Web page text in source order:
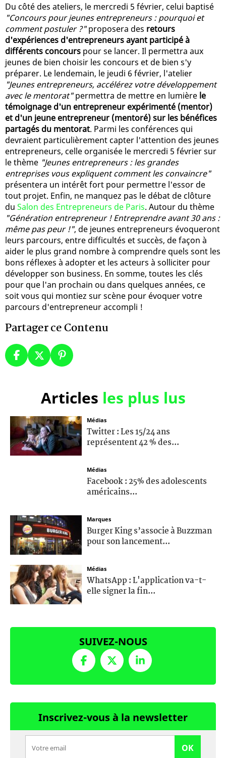
Du côté des ateliers, le mercredi 5 février, celui baptisé
"Concours pour jeunes entrepreneurs : pourquoi et
comment postuler ?"proposera des retours
d'expériences d'entrepreneurs ayant participé à
différents concours pour se lancer. Il permettra aux
jeunes de bien choisir les concours et de bien s'y
préparer. Le lendemain, le jeudi 6 février, l'atelier
"Jeunes entrepreneurs, accélérez votre développement
avec le mentorat"permettra de mettre en lumière le
témoignage d'un entrepreneur expérimenté (mentor)
et d'un jeune entrepreneur (mentoré) sur les bénéfices
partagés du mentorat. Parmi les conférences qui
devraient particulièrement capter l'attention des jeunes
entrepreneurs, celle organisée le mercredi 5 février sur
le thème "Jeunes entrepreneurs : les grandes
entreprises vous expliquent comment les convaincre"
présentera un intérêt fort pour permettre l'essor de
tout projet. Enfin, ne manquez pas le débat de clôture
du Salon des Entrepreneurs de Paris. Autour du thème
"Génération entrepreneur ! Entreprendre avant 30 ans :
même pas peur !", de jeunes entrepreneurs évoqueront
leurs parcours, entre difficultés et succès, de façon à
aider le plus grand nombre à comprendre quels sont les
bons réflexes à adopter et les acteurs à solliciter pour
développer son business. En somme, toutes les clés
pour que l'an prochain ou dans quelques années, ce
soit vous qui montiez sur scène pour évoquer votre
parcours d'entrepreneur accompli !
Partager ce Contenu
Articles les plus lus
Médias
Twitter : Les 15/24 ans
représentent 42 % des...
Médias
Facebook : 25% des adolescents
américains...
Marques
Burger King s’associe à Buzzman
pour son lancement...
Médias
WhatsApp : L'application va-t-
elle signer la fin...
SUIVEZ-NOUS
Inscrivez-vous à la newsletter
OK